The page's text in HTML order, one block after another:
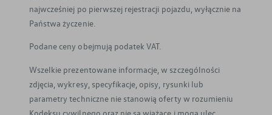
najwcześniej po pierwszej rejestracji pojazdu, wyłącznie na
Państwa życzenie.
Podane ceny obejmują podatek VAT.
Wszelkie prezentowane informacje, w szczególności
zdjęcia, wykresy, specyfikacje, opisy, rysunki lub
parametry techniczne nie stanowią oferty w rozumieniu
Kodeksu cywilnego oraz nie są wiążące i mogą ulec